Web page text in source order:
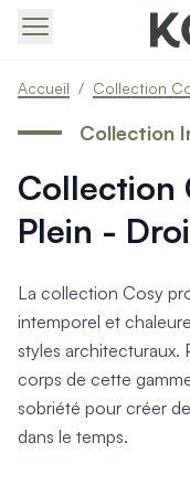
Produits >
Produits > Portails
Produits >
Produits >
Produits >
Produits > Portails
Produits >
Produits >
Produits >
Produits >
Produits >
Produits >
Produits >
Accueil / Collection
Collection
Plein -
Collection
La collection Cosy
intemporel et
styles architecturaux.
corps de cette
sobriété pour créer
dans le temps.